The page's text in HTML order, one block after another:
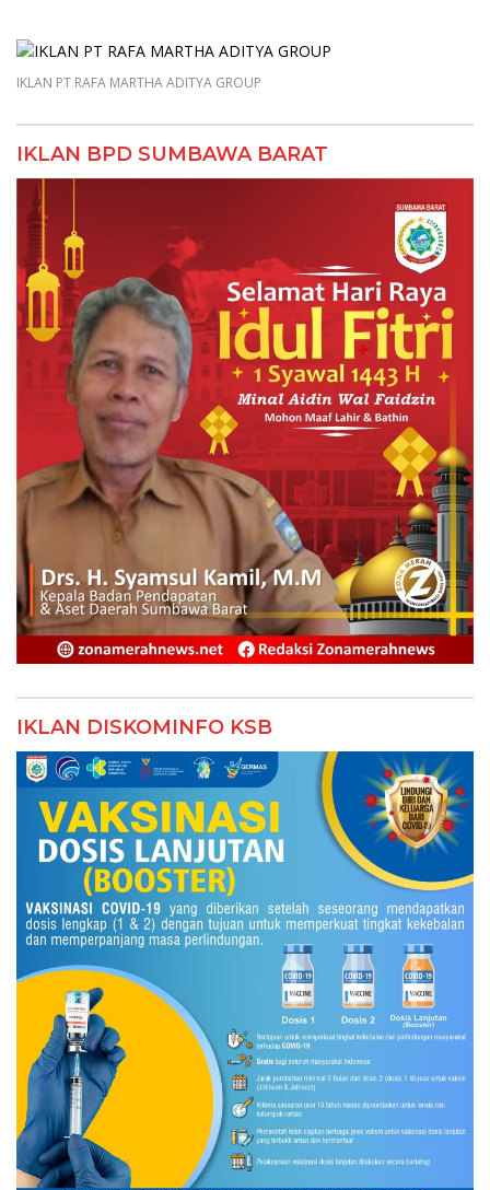
IKLAN PT RAFA MARTHA ADITYA GROUP
IKLAN BPD SUMBAWA BARAT
IKLAN DISKOMINFO KSB